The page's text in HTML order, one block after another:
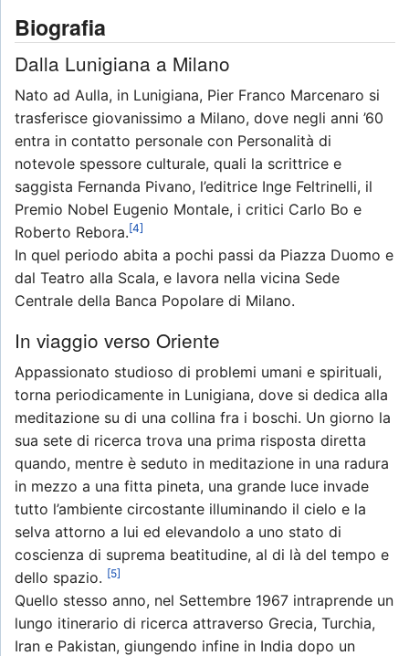
Biografia
Dalla Lunigiana a Milano
Nato ad Aulla, in Lunigiana, Pier Franco Marcenaro si
trasferisce giovanissimo a Milano, dove negli anni ’60
entra in contatto personale con Personalità di
notevole spessore culturale, quali la scrittrice e
saggista Fernanda Pivano, l’editrice Inge Feltrinelli, il
Premio Nobel Eugenio Montale, i critici Carlo Bo e
Roberto Rebora.[4]
In quel periodo abita a pochi passi da Piazza Duomo e
dal Teatro alla Scala, e lavora nella vicina Sede
Centrale della Banca Popolare di Milano.
In viaggio verso Oriente
Appassionato studioso di problemi umani e spirituali,
torna periodicamente in Lunigiana, dove si dedica alla
meditazione su di una collina fra i boschi. Un giorno la
sua sete di ricerca trova una prima risposta diretta
quando, mentre è seduto in meditazione in una radura
in mezzo a una fitta pineta, una grande luce invade
tutto l’ambiente circostante illuminando il cielo e la
selva attorno a lui ed elevandolo a uno stato di
coscienza di suprema beatitudine, al di là del tempo e
dello spazio. [5]
Quello stesso anno, nel Settembre 1967 intraprende un
lungo itinerario di ricerca attraverso Grecia, Turchia,
Iran e Pakistan, giungendo infine in India dopo un